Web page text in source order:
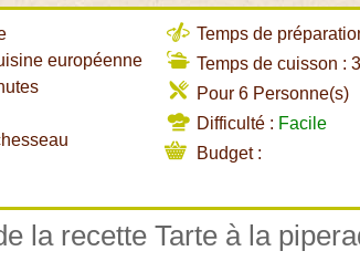
européenne
Temps de
Temps de cuisson :
Pour 6 Personne(s)
Difficulté : Facile
Budget :
la recette Tarte à la